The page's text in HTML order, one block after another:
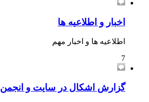
اخبار و اطلاعیه ها
اطلاعیه ها و اخبار مهم
7
گزارش اشکال در سایت و انجمن